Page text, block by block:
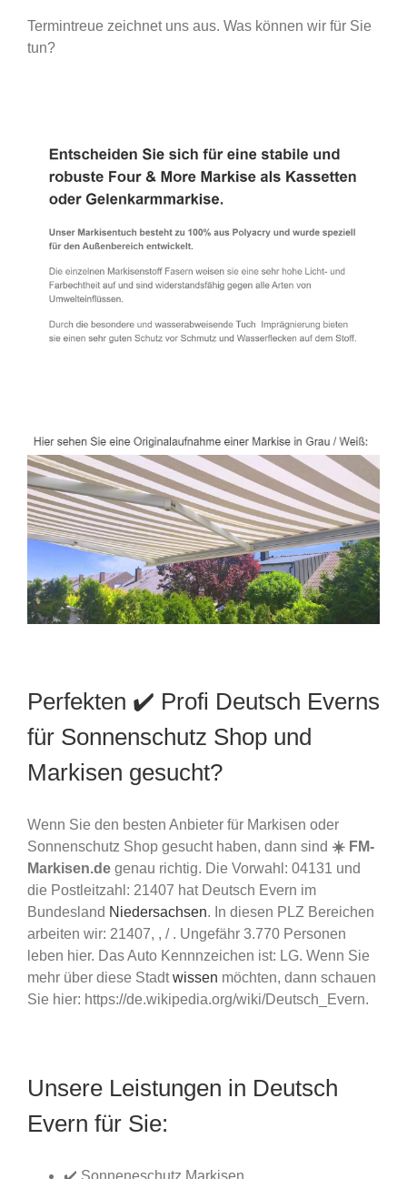
Termintreue zeichnet uns aus. Was können wir für Sie
tun?
Perfekten ✔️ Profi Deutsch Everns
für Sonnenschutz Shop und
Markisen gesucht?
Wenn Sie den besten Anbieter für Markisen oder
Sonnenschutz Shop gesucht haben, dann sind ☀️ FM-
Markisen.de genau richtig. Die Vorwahl: 04131 und
die Postleitzahl: 21407 hat Deutsch Evern im
Bundesland Niedersachsen. In diesen PLZ Bereichen
arbeiten wir: 21407, , / . Ungefähr 3.770 Personen
leben hier. Das Auto Kennnzeichen ist: LG. Wenn Sie
mehr über diese Stadtwissen möchten, dann schauen
Sie hier: https://de.wikipedia.org/wiki/Deutsch_Evern.
Unsere Leistungen in Deutsch
Evern für Sie:
✔️ Sonneneschutz Markisen